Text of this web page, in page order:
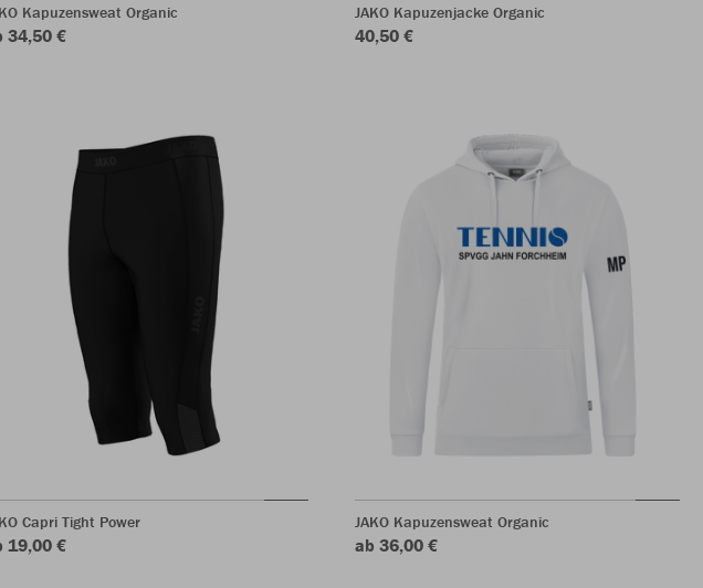
Kapuzensweat Organic
34,50 €
JAKO Kapuzenjacke Organic
40,50 €
Capri Tight Power
19,00 €
JAKO Kapuzensweat Organic
ab 36,00 €